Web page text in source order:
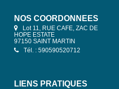
NOS COORDONNÉES
Lot 11, RUE CAFE, ZAC DE
HOPE ESTATE
97150 SAINT MARTIN
Tél. : 590590520712
LIENS PRATIQUES